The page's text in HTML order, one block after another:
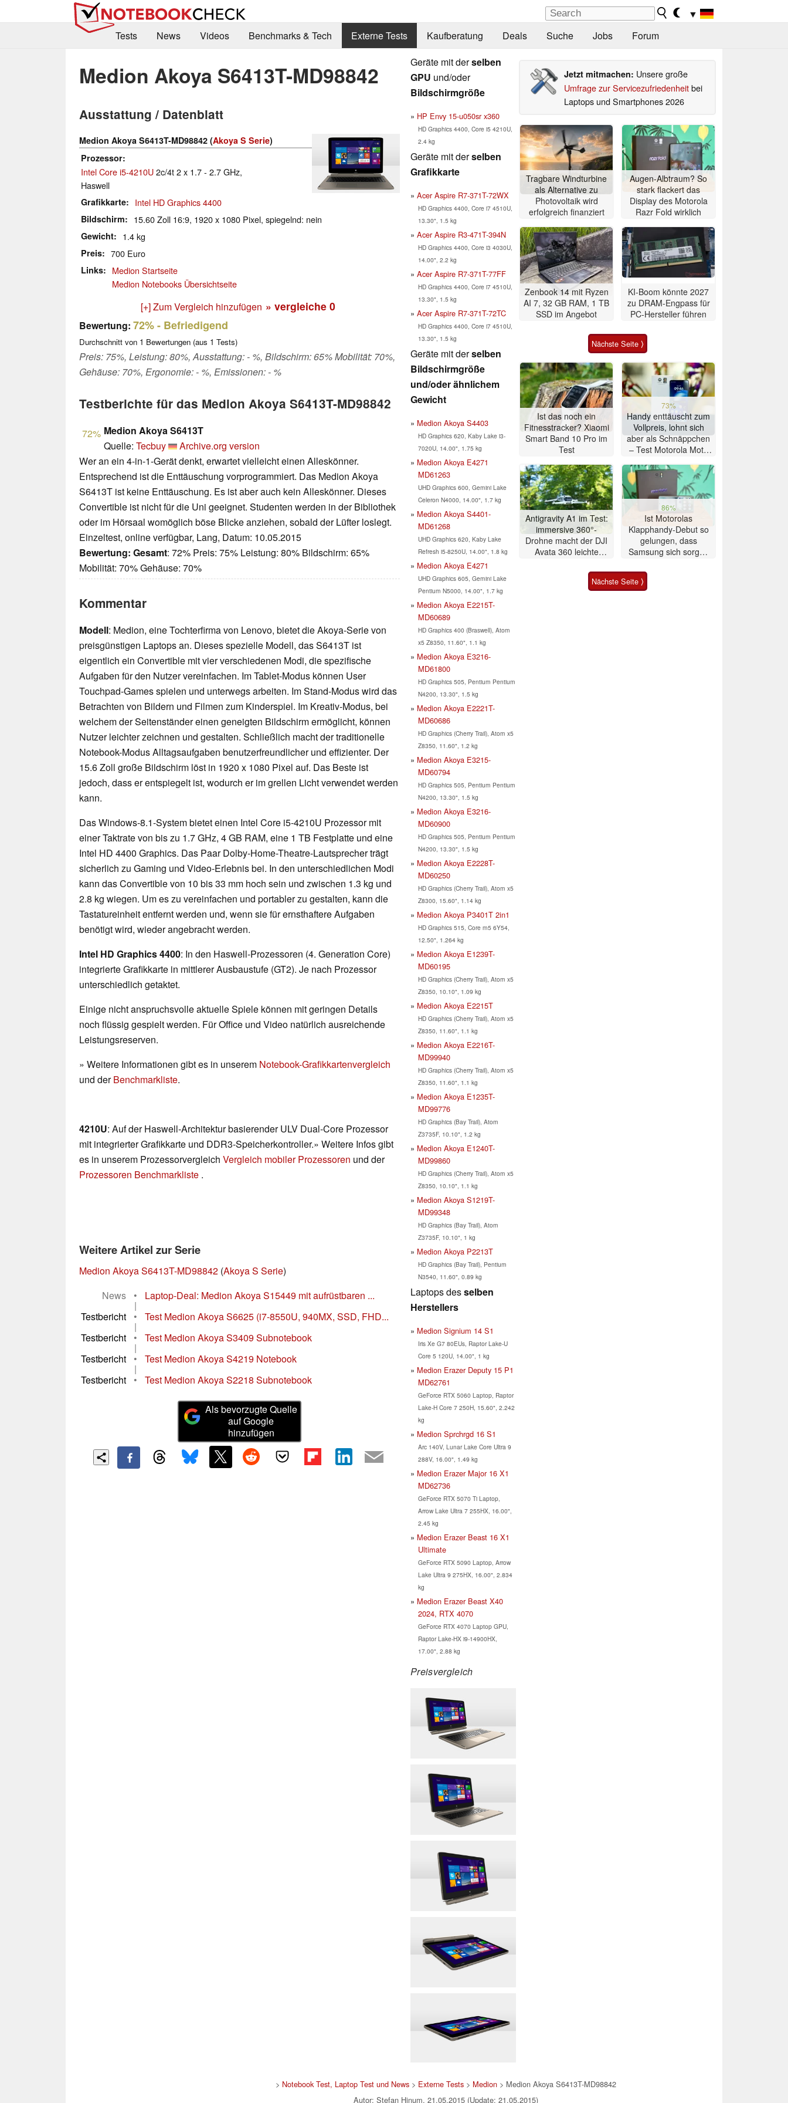
▼
Tests
News Videos Benchmarks & Tech Externe Tests Kaufberatung Deals Suche Jobs Forum
Medion Akoya S6413T-MD98842
Ausstattung / Datenblatt
Medion Akoya S6413T-MD98842 (Akoya S Serie)
Prozessor
Intel Core i5-4210U2c/4t 2 x 1.7 - 2.7 GHz,
Haswell
Grafikkarte Intel HD Graphics 4400
Bildschirm 15.60 Zoll 16:9, 1920 x 1080 Pixel, spiegelnd: nein
Gewicht 1.4 kg
Preis 700 Euro
Links
Medion Startseite
Medion Notebooks Übersichtseite
[+] Zum Vergleich hinzufügen » vergleiche 0
Bewertung: 72%- Befriedigend
Durchschnitt von 1 Bewertungen (aus 1 Tests)
Preis: 75%, Leistung: 80%, Ausstattung: - %, Bildschirm: 65% Mobilität: 70%,
Gehäuse: 70%, Ergonomie: - %, Emissionen: - %
Testberichte für das Medion Akoya S6413T-MD98842
72% Medion Akoya S6413T
Quelle: Tecbuy
Archive.org version
Wer an ein 4-in-1-Gerät denkt, erwartet vielleicht einen Alleskönner.
Entsprechend ist die Enttäuschung vorprogrammiert. Das Medion Akoya
S6413T ist keine Enttäuschung. Es ist aber auch kein Alleskönner. Dieses
Convertible ist nicht für die Uni geeignet. Studenten werden in der Bibliothek
oder im Hörsaal womöglich böse Blicke anziehen, sobald der Lüfter loslegt.
Einzeltest, online verfügbar, Lang, Datum: 10.05.2015
Bewertung: Gesamt: 72% Preis: 75% Leistung: 80% Bildschirm: 65%
Mobilität: 70% Gehäuse: 70%
Kommentar
Modell: Medion, eine Tochterfirma von Lenovo, bietet die Akoya-Serie von
preisgünstigen Laptops an. Dieses spezielle Modell, das S6413T ist
eigentlich ein Convertible mit vier verschiedenen Modi, die spezifische
Aufgaben für den Nutzer vereinfachen. Im Tablet-Modus können User
Touchpad-Games spielen und unterwegs arbeiten. Im Stand-Modus wird das
Betrachten von Bildern und Filmen zum Kinderspiel. Im Kreativ-Modus, bei
welchem der Seitenständer einen geneigten Bildschirm ermöglicht, können
Nutzer leichter zeichnen und gestalten. Schließlich macht der traditionelle
Notebook-Modus Alltagsaufgaben benutzerfreundlicher und effizienter. Der
15.6 Zoll große Bildschirm löst in 1920 x 1080 Pixel auf. Das Beste ist
jedoch, dass er entspiegelt ist, wodurch er im grellen Licht verwendet werden
kann.
Das Windows-8.1-System bietet einen Intel Core i5-4210U Prozessor mit
einer Taktrate von bis zu 1.7 GHz, 4 GB RAM, eine 1 TB Festplatte und eine
Intel HD 4400 Graphics. Das Paar Dolby-Home-Theatre-Lautsprecher trägt
sicherlich zu Gaming und Video-Erlebnis bei. In den unterschiedlichen Modi
kann das Convertible von 10 bis 33 mm hoch sein und zwischen 1.3 kg und
2.8 kg wiegen. Um es zu vereinfachen und portabler zu gestalten, kann die
Tastatureinheit entfernt werden und, wenn sie für ernsthaftere Aufgaben
benötigt wird, wieder angebracht werden.
Intel HD Graphics 4400: In den Haswell-Prozessoren (4. Generation Core)
integrierte Grafikkarte in mittlerer Ausbaustufe (GT2). Je nach Prozessor
unterschiedlich getaktet.
Einige nicht anspruchsvolle aktuelle Spiele können mit geringen Details
noch flüssig gespielt werden. Für Office und Video natürlich ausreichende
Leistungsreserven.
» Weitere Informationen gibt es in unserem Notebook-Grafikkartenvergleich
und derBenchmarkliste.
4210U: Auf der Haswell-Architektur basierender ULV Dual-Core Prozessor
mit integrierter Grafikkarte und DDR3-Speicherkontroller.» Weitere Infos gibt
es in unserem Prozessorvergleich Vergleich mobiler Prozessoren und der
Prozessoren Benchmarkliste .
Weitere Artikel zur Serie
Medion Akoya S6413T-MD98842 (Akoya S Serie)
News
• Laptop-Deal: Medion Akoya S15449 mit aufrüstbaren ...
|
Testbericht
• Test Medion Akoya S6625 (i7-8550U, 940MX, SSD, FHD...
|
Testbericht
• Test Medion Akoya S3409 Subnotebook
|
Testbericht
• Test Medion Akoya S4219 Notebook
|
Testbericht
• Test Medion Akoya S2218 Subnotebook
Als bevorzugte Quelle
auf Google
hinzufügen
Geräte mit derselben
GPU und/oder
Bildschirmgröße
HP Envy 15-u050sr x360
HD Graphics 4400, Core i5 4210U,
2.4 kg
Geräte mit derselben
Grafikkarte
Acer Aspire R7-371T-72WX
HD Graphics 4400, Core i7 4510U,
13.30", 1.5 kg
Acer Aspire R3-471T-394N
HD Graphics 4400, Core i3 4030U,
14.00", 2.2 kg
Acer Aspire R7-371T-77FF
HD Graphics 4400, Core i7 4510U,
13.30", 1.5 kg
Acer Aspire R7-371T-72TC
HD Graphics 4400, Core i7 4510U,
13.30", 1.5 kg
Geräte mit derselben
Bildschirmgröße
und/oder ähnlichem
Gewicht
Medion Akoya S4403
HD Graphics 620, Kaby Lake i3-
7020U, 14.00", 1.75 kg
Medion Akoya E4271
MD61263
UHD Graphics 600, Gemini Lake
Celeron N4000, 14.00", 1.7 kg
Medion Akoya S4401-
MD61268
UHD Graphics 620, Kaby Lake
Refresh i5-8250U, 14.00", 1.8 kg
Medion Akoya E4271
UHD Graphics 605, Gemini Lake
Pentium N5000, 14.00", 1.7 kg
Medion Akoya E2215T-
MD60689
HD Graphics 400 (Braswell), Atom
x5 Z8350, 11.60", 1.1 kg
Medion Akoya E3216-
MD61800
HD Graphics 505, Pentium Pentium
N4200, 13.30", 1.5 kg
Medion Akoya E2221T-
MD60686
HD Graphics (Cherry Trail), Atom x5
Z8350, 11.60", 1.2 kg
Medion Akoya E3215-
MD60794
HD Graphics 505, Pentium Pentium
N4200, 13.30", 1.5 kg
Medion Akoya E3216-
MD60900
HD Graphics 505, Pentium Pentium
N4200, 13.30", 1.5 kg
Medion Akoya E2228T-
MD60250
HD Graphics (Cherry Trail), Atom x5
Z8300, 15.60", 1.14 kg
Medion Akoya P3401T 2in1
HD Graphics 515, Core m5 6Y54,
12.50", 1.264 kg
Medion Akoya E1239T-
MD60195
HD Graphics (Cherry Trail), Atom x5
Z8350, 10.10", 1.09 kg
Medion Akoya E2215T
HD Graphics (Cherry Trail), Atom x5
Z8350, 11.60", 1.1 kg
Medion Akoya E2216T-
MD99940
HD Graphics (Cherry Trail), Atom x5
Z8350, 11.60", 1.1 kg
Medion Akoya E1235T-
MD99776
HD Graphics (Bay Trail), Atom
Z3735F, 10.10", 1.2 kg
Medion Akoya E1240T-
MD99860
HD Graphics (Cherry Trail), Atom x5
Z8350, 10.10", 1.1 kg
Medion Akoya S1219T-
MD99348
HD Graphics (Bay Trail), Atom
Z3735F, 10.10", 1 kg
Medion Akoya P2213T
HD Graphics (Bay Trail), Pentium
N3540, 11.60", 0.89 kg
Laptops desselben
Herstellers
Medion Signium 14 S1
Iris Xe G7 80EUs, Raptor Lake-U
Core 5 120U, 14.00", 1 kg
Medion Erazer Deputy 15 P1
MD62761
GeForce RTX 5060 Laptop, Raptor
Lake-H Core 7 250H, 15.60", 2.242
kg
Medion Sprchrgd 16 S1
Arc 140V, Lunar Lake Core Ultra 9
288V, 16.00", 1.49 kg
Medion Erazer Major 16 X1
MD62736
GeForce RTX 5070 Ti Laptop,
Arrow Lake Ultra 7 255HX, 16.00",
2.45 kg
Medion Erazer Beast 16 X1
Ultimate
GeForce RTX 5090 Laptop, Arrow
Lake Ultra 9 275HX, 16.00", 2.834
kg
Medion Erazer Beast X40
2024, RTX 4070
GeForce RTX 4070 Laptop GPU,
Raptor Lake-HX i9-14900HX,
17.00", 2.88 kg
Preisvergleich
Jetzt mitmachen: Unsere große
Umfrage zur Servicezufriedenheitbei
Laptops und Smartphones 2026
Tragbare Windturbine
als Alternative zu
Photovoltaik wird
erfolgreich finanziert
Augen-Albtraum? So
stark flackert das
Display des Motorola
Razr Fold wirklich
Zenbook 14 mit Ryzen
AI 7, 32 GB RAM, 1 TB
SSD im Angebot
KI-Boom könnte 2027
zu DRAM-Engpass für
PC-Hersteller führen
Nächste Seite ⟩
Ist das noch ein
Fitnesstracker? Xiaomi
Smart Band 10 Pro im
Test
73%
Handy enttäuscht zum
Vollpreis, lohnt sich
aber als Schnäppchen
– Test Motorola Moto
Antigravity A1 im Test:
immersive 360°-
Drohne macht der DJI
Avata 360 leichte
86%
Ist Motorolas
Klapphandy-Debut so
gelungen, dass
Samsung sich sorgen
Smartphone im Test
Nächste Seite ⟩
> Notebook Test, Laptop Test und News> Externe Tests> Medion> Medion Akoya S6413T-MD98842
Autor: Stefan Hinum, 21.05.2015 (Update: 21.05.2015)